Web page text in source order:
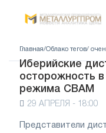
Главная/Облако тегов/
Иберийские
осторожность
режима CBAM
29 АПРЕЛЯ - 18:00
Представители